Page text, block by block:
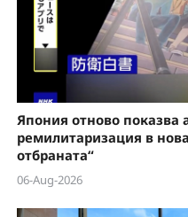
Япония отново показва
ремилитаризация в
отбраната“
06-Aug-2026